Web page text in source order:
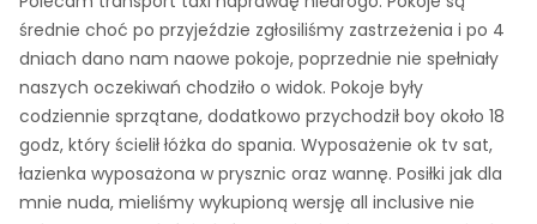
średnie choć po przyjeździe zgłosiliśmy zastrzeżenia i po 4
dniach dano nam naowe pokoje, poprzednie nie spełniały
naszych oczekiwań chodziło o widok. Pokoje były
codziennie sprzątane, dodatkowo przychodził boy około 18
godz, który ścielił łóżka do spania. Wyposażenie ok tv sat,
łazienka wyposażona w prysznic oraz wannę. Posiłki jak dla
mnie nuda, mieliśmy wykupioną wersję all inclusive nie